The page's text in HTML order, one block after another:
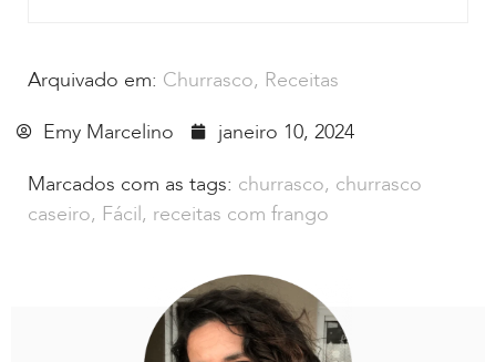
Arquivado em: Churrasco, Receitas
Emy Marcelino
janeiro 10, 2024
Marcados com as tags: churrasco, churrasco
caseiro, Fácil, receitas com frango